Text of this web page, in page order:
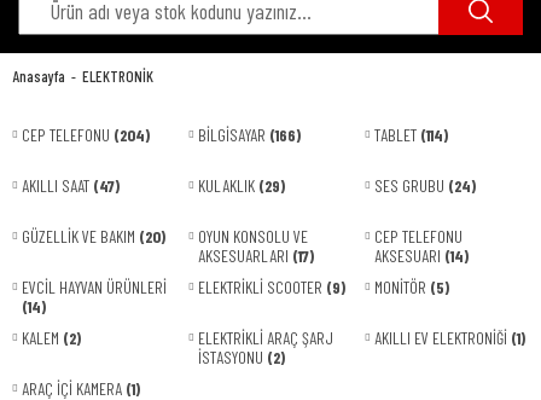
Anasayfa ELEKTRONİK
CEP TELEFONU (204) BİLGİSAYAR (166) TABLET (114)
AKILLI SAAT (47) KULAKLIK (29) SES GRUBU (24)
GÜZELLİK VE BAKIM (20)
OYUN KONSOLU VE
AKSESUARLARI (17)
CEP TELEFONU
AKSESUARI (14)
EVCİL HAYVAN ÜRÜNLERİ
(14)
ELEKTRİKLİ SCOOTER (9) MONİTÖR (5)
KALEM (2)
ELEKTRİKLİ ARAÇ ŞARJ
İSTASYONU (2)
AKILLI EV ELEKTRONİĞİ (1)
ARAÇ İÇİ KAMERA (1)